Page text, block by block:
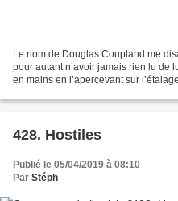
Le nom de Douglas Coupland me
pour autant n’avoir jamais rien lu de
en mains en l’apercevant sur
428. Hostiles
Publié le 05/04/2019 à 08:10
Par Stéph